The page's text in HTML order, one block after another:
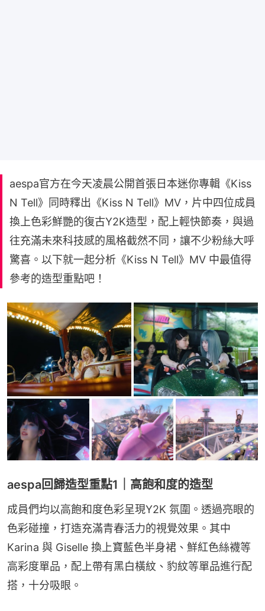
aespa官方在今天凌晨公開首張日本迷你專輯《Kiss
N Tell》同時釋出《Kiss N Tell》MV，片中四位成員
換上色彩鮮艷的復古Y2K造型，配上輕快節奏，與過
往充滿未來科技感的風格截然不同，讓不少粉絲大呼
驚喜。以下就一起分析《Kiss N Tell》MV 中最值得
參考的造型重點吧！
aespa回歸造型重點1｜高飽和度的造型
成員們均以高飽和度色彩呈現Y2K 氛圍。透過亮眼的
色彩碰撞，打造充滿青春活力的視覺效果。其中
Karina 與 Giselle 換上寶藍色半身裙、鮮紅色絲襪等
高彩度單品，配上帶有黑白橫紋、豹紋等單品進行配
搭，十分吸眼。